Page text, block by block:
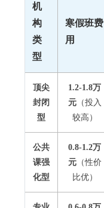
机
构
类
型
寒假班费
用
顶尖
封闭
型
1.2-1.8万
元（投入
较高）
公共
课强
化型
0.8-1.2万
元（性价
比优）